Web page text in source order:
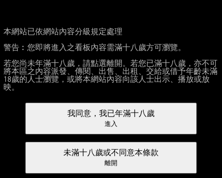
本網站已依網站內容分級規定處理
警告︰您即將進入之看板內容需滿十八歲方可瀏覽。
若您尚未年滿十八歲，請點選離開。若您已滿十八歲，亦不可
將本區之內容派發、傳閱、出售、出租、交給或借予年齡未滿
18歲的人士瀏覽，或將本網站內容向該人士出示、播放或放
映。
我同意，我已年滿十八歲
進入
未滿十八歲或不同意本條款
離開